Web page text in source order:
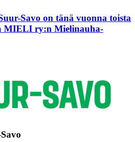
Savo on tänä vuonna toista
MIELI ry:n Mielinauha-